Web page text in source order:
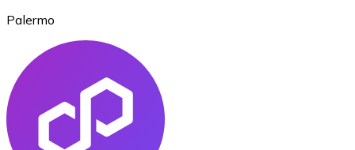
Ethereum
Palermo